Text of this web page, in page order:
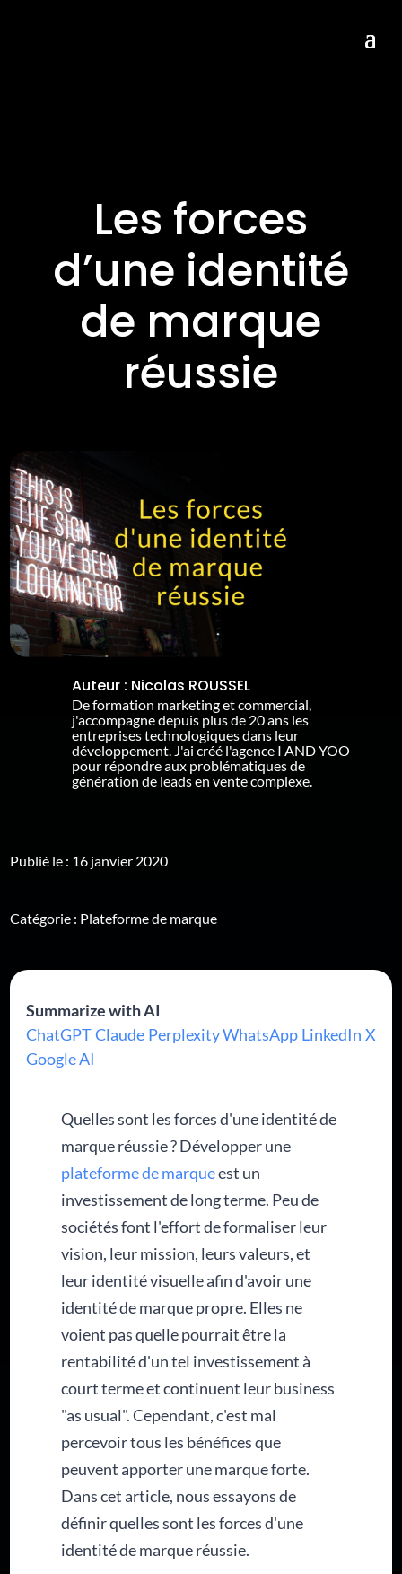
Les forces
d’une identité
de marque
réussie
Auteur : Nicolas ROUSSEL
De formation marketing et commercial,
j'accompagne depuis plus de 20 ans les
entreprises technologiques dans leur
développement. J'ai créé l'agence I AND YOO
pour répondre aux problématiques de
génération de leads en vente complexe.
Publié le : 16 janvier 2020
Catégorie : Plateforme de marque
Summarize with AI
ChatGPTClaude PerplexityWhatsApp LinkedIn X
Google AI
Quelles sont les forces d'une identité de
marque réussie ? Développer une
plateforme de marqueest un
investissement de long terme. Peu de
sociétés font l'effort de formaliser leur
vision, leur mission, leurs valeurs, et
leur identité visuelle afin d'avoir une
identité de marque propre. Elles ne
voient pas quelle pourrait être la
rentabilité d'un tel investissement à
court terme et continuent leur business
"as usual". Cependant, c'est mal
percevoir tous les bénéfices que
peuvent apporter une marque forte.
Dans cet article, nous essayons de
définir quelles sont les forces d'une
identité de marque réussie.